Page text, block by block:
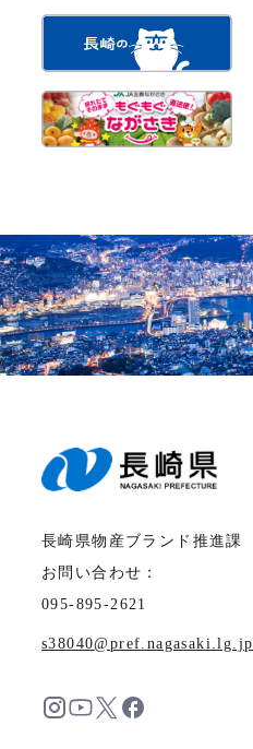
長崎県物産ブランド推進課
お問い合わせ：
095-895-2621
s38040 pref.nagasaki.lg.jp